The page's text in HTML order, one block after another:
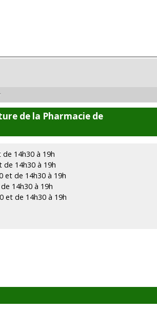
de la Pharmacie de
14h30 à 19h
de 14h30 à 19h
et de 14h30 à 19h
14h30 à 19h
et de 14h30 à 19h